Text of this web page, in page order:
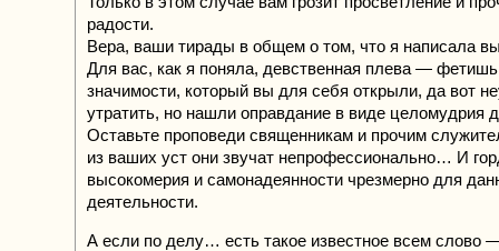
радости.
Вера, ваши тирады в общем о том, что я написала
Для вас, как я поняла, девственная плева —
значимости, который вы для себя открыли, да вот
утратить, но нашли оправдание в виде целомудрия
Оставьте проповеди священникам и прочим
из ваших уст они звучат непрофессионально… И
высокомерия и самонадеянности чрезмерно для
деятельности.
А если по делу… есть такое известное всем слово